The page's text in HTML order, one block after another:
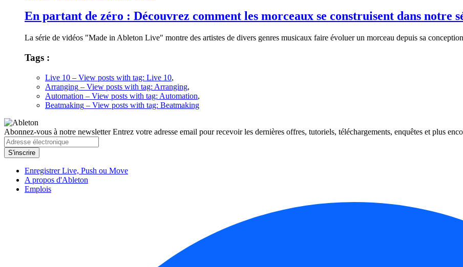
En partant de zéro : Découvrez comment les morceaux se construisent dans
La série de vidéos "Made in Ableton Live" montre des artistes de divers genres musicaux faire évoluer un morceau depuis sa
Tags :
Live 10 – View posts with tag: Live 10,
Arranging – View posts with tag: Arranging,
Automation – View posts with tag: Automation,
Beatmaking – View posts with tag: Beatmaking
Abonnez-vous à notre newsletterEntrez votre adresse email pour recevoir les dernières offres, tutoriels, téléchargements, enquêtes et plus
Enregistrer Live, Push ou Move
A propos d'Ableton
Emplois